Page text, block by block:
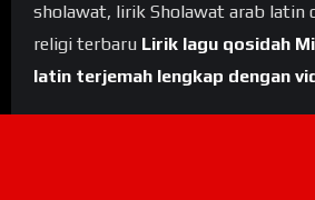
sholawat, lirik Sholawat arab latin
religi terbaru Lirik lagu qosidah
latin terjemah lengkap dengan